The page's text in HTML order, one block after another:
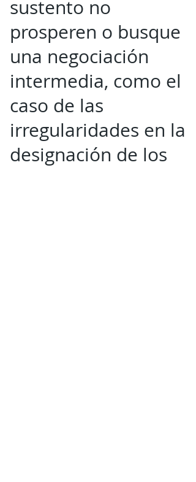
sustento no
prosperen o busque
una negociación
intermedia, como el
caso de las
irregularidades en la
designación de los